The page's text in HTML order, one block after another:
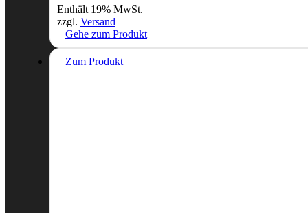
Enthält 19% MwSt.
zzgl. Versand
Gehe zum Produkt
Zum Produkt